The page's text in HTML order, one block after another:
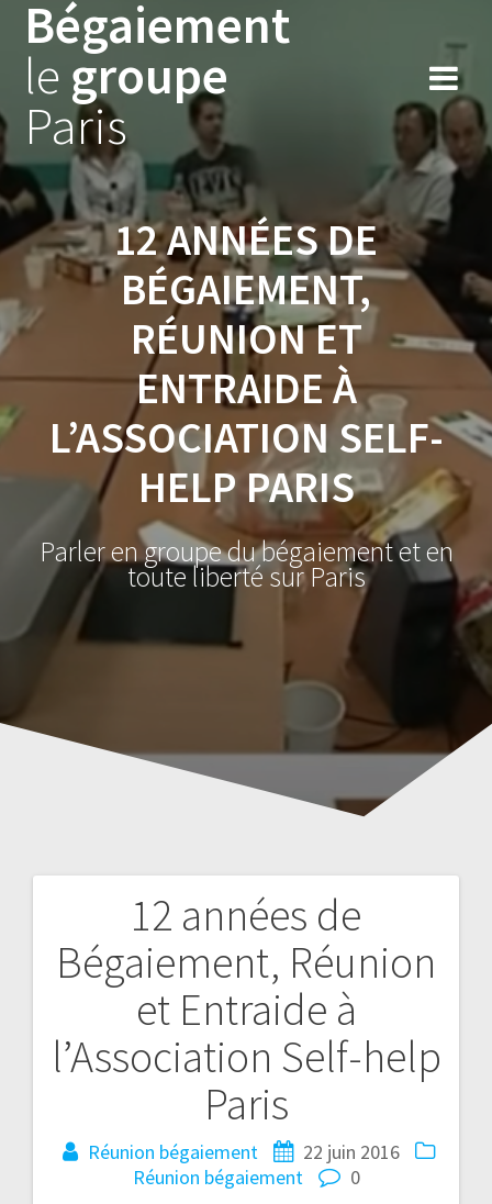
Skip
to
Bégaiement
le groupe
Paris
12 ANNÉES DE
BÉGAIEMENT,
RÉUNION ET
ENTRAIDE À
L’ASSOCIATION SELF-
HELP PARIS
Parler en groupe du bégaiement et en
toute liberté sur Paris
12 années de
Bégaiement, Réunion
et Entraide à
l’Association Self-help
Paris
Réunion bégaiement
22 juin 2016
Réunion bégaiement
0
Navigation
de
l’article